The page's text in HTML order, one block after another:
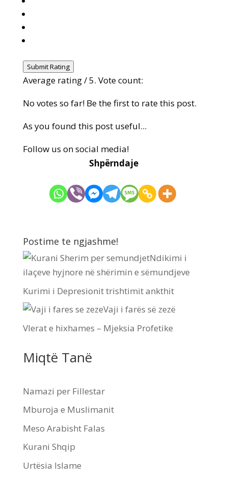
Submit Rating
Average rating/ 5. Vote count:
No votes so far! Be the first to rate this post.
As you found this post useful...
Follow us on social media!
Shpërndaje
Postime te ngjashme!
Ndikimi i
ilaçeve hyjnore në shërimin e sëmundjeve
Kurimi i Depresionit trishtimit ankthit
Vaji i farës së zezë
Vlerat e hixhames – Mjeksia Profetike
Miqtë Tanë
Namazi per Fillestar
Mburoja e Muslimanit
Meso Arabisht Falas
Kurani Shqip
Urtësia Islame